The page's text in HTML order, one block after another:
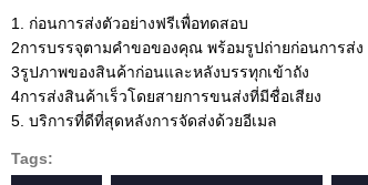
1. ก่อนการส่งตัวอย่างฟรีเพื่อทดสอบ
2การบรรจุตามคําขอของคุณ พร้อมรูปถ่ายก่อนการส่ง
3รูปภาพของสินค้าก่อนและหลังบรรทุกเข้าถัง
4การส่งสินค้าเร็วโดยสายการขนส่งที่มีชื่อเสียง
5. บริการที่ดีที่สุดหลังการจัดส่งด้วยอีเมล
Tags: